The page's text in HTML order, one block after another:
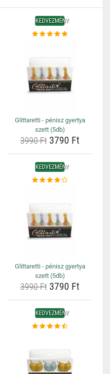
KEDVEZMÉNY
Glittaretti - pénisz gyertya
szett (5db)
3990 Ft 3790 Ft
KEDVEZMÉNY
Glittaretti - pénisz gyertya
szett (5db)
3990 Ft 3790 Ft
KEDVEZMÉNY